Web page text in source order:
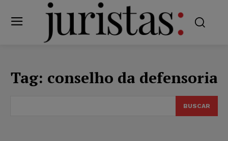
Tag: conselho da defensoria
BUSCAR